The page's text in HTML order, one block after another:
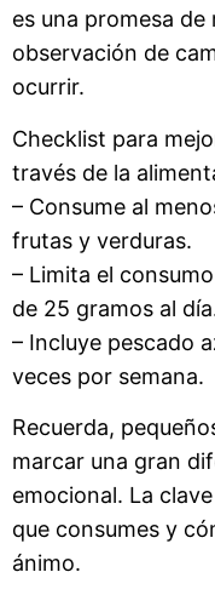
es una promesa de
observación de
ocurrir.
Checklist para
través de la
– Consume al
frutas y verduras.
– Limita el
de 25 gramos al
– Incluye pescado
veces por semana.
Recuerda,
marcar una gran
emocional. La
que consumes y
ánimo.